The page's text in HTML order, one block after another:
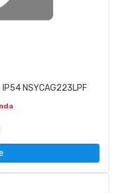
NSYCAG223LPF